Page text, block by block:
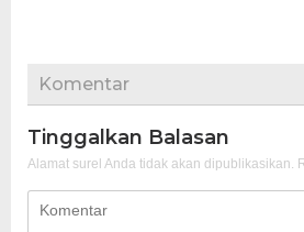
Komentar
Tinggalkan Balasan
Alamat surel Anda tidak akan dipublikasikan.